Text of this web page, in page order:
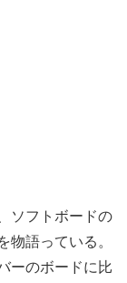
ソフトボードの
物語っている。
ーのボードに比